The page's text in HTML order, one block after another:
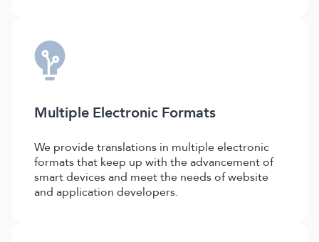
Multiple Electronic Formats
We provide translations in multiple electronic
formats that keep up with the advancement of
smart devices and meet the needs of website
and application developers.